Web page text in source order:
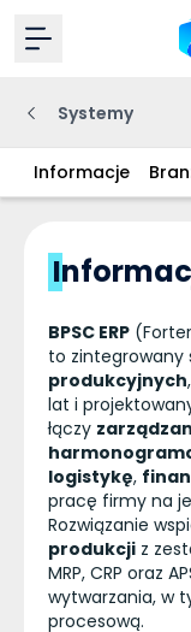
Systemy
Informacje
BPSC ERP
to zintegrowany
produkcyjnych
lat i
łączy
logistykę,
pracę firmy na
Rozwiązanie
produkcji z
MRP, CRP oraz
wytwarzania, w
procesową.